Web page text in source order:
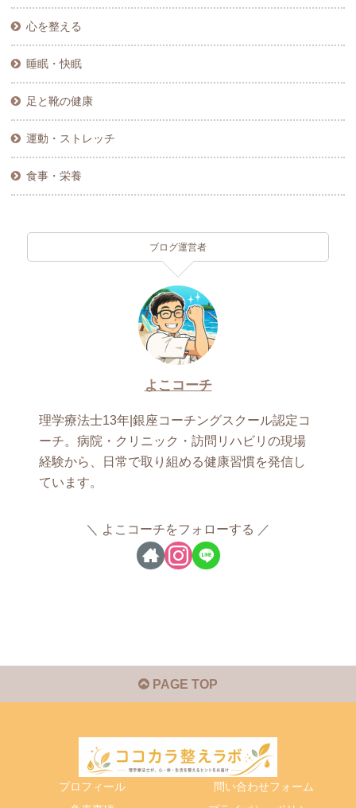
心を整える
睡眠・快眠
足と靴の健康
運動・ストレッチ
食事・栄養
ブログ運営者
よこコーチ
理学療法士13年|銀座コーチングスクール認定コ
ーチ。病院・クリニック・訪問リハビリの現場
経験から、日常で取り組める健康習慣を発信し
ています。
よこコーチをフォローする
PAGE TOP
プロフィール
問い合わせフォーム